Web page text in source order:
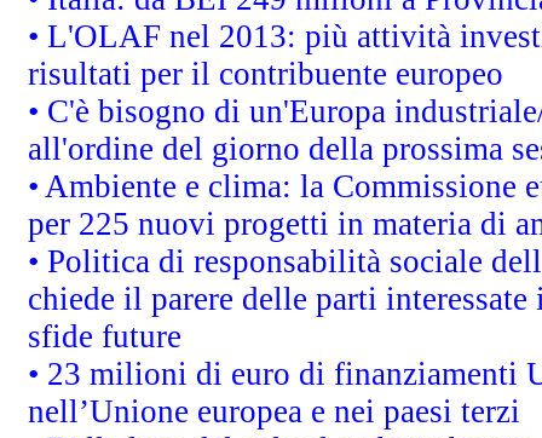
• L'OLAF nel 2013: più attività
risultati per il contribuente europeo
• C'è bisogno di un'Europa
all'ordine del giorno della prossima
• Ambiente e clima: la Commissione
per 225 nuovi progetti in materia di
• Politica di responsabilità sociale
chiede il parere delle parti
sfide future
• 23 milioni di euro di finanziamenti
nell’Unione europea e nei paesi terzi